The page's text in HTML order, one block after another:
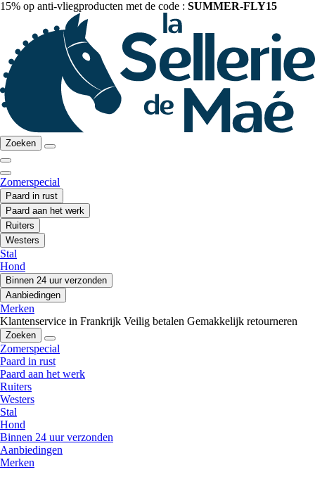
15% op anti-vliegproducten met de code : SUMMER-FLY15
Zoeken
Zomerspecial
Paard in rust
Paard aan het werk
Ruiters
Westers
Stal
Hond
Binnen 24 uur verzonden
Aanbiedingen
Merken
Klantenservice in Frankrijk Veilig betalen Gemakkelijk retourneren
Zoeken
Zomerspecial
Paard in rust
Paard aan het werk
Ruiters
Westers
Stal
Hond
Binnen 24 uur verzonden
Aanbiedingen
Merken